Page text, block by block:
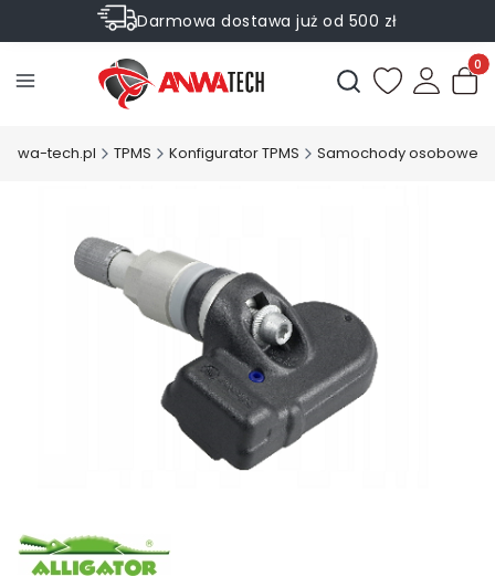
Darmowa dostawa już od 500 zł
Sprawdź Rabaty na wybrane produkty
Otwórz
tech.pl TPMS Konfigurator TPMS Samochody osobowe